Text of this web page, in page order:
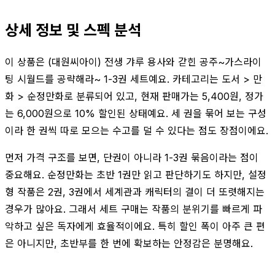
상세 정보 및 스펙 분석
이 상품은 (대원씨아이) 전생 갸루 용사와 갇힌 공주~가스라이
팅 시월드를 공략해라~ 1-3권 세트예요. 카테고리는 도서 > 만
화 > 순정만화로 분류되어 있고, 현재 판매가는 5,400원, 정가
는 6,000원으로 10% 할인된 상태예요. 세 권을 묶어 보는 구성
이라 한 권씩 따로 모으는 수고를 덜 수 있다는 점도 장점이에요.
먼저 가격 구조를 보면, 단권이 아니라 1-3권 묶음이라는 점이
중요해요. 순정만화는 초반 1권만 읽고 판단하기도 하지만, 설정
형 작품은 2권, 3권에서 세계관과 캐릭터의 결이 더 또렷해지는
경우가 많아요. 그래서 세트 구매는 작품의 분위기를 빠르게 파
악하고 싶은 독자에게 효율적이에요. 특히 할인 폭이 아주 큰 편
은 아니지만, 초반부를 한 번에 확보하는 안정감은 분명해요.